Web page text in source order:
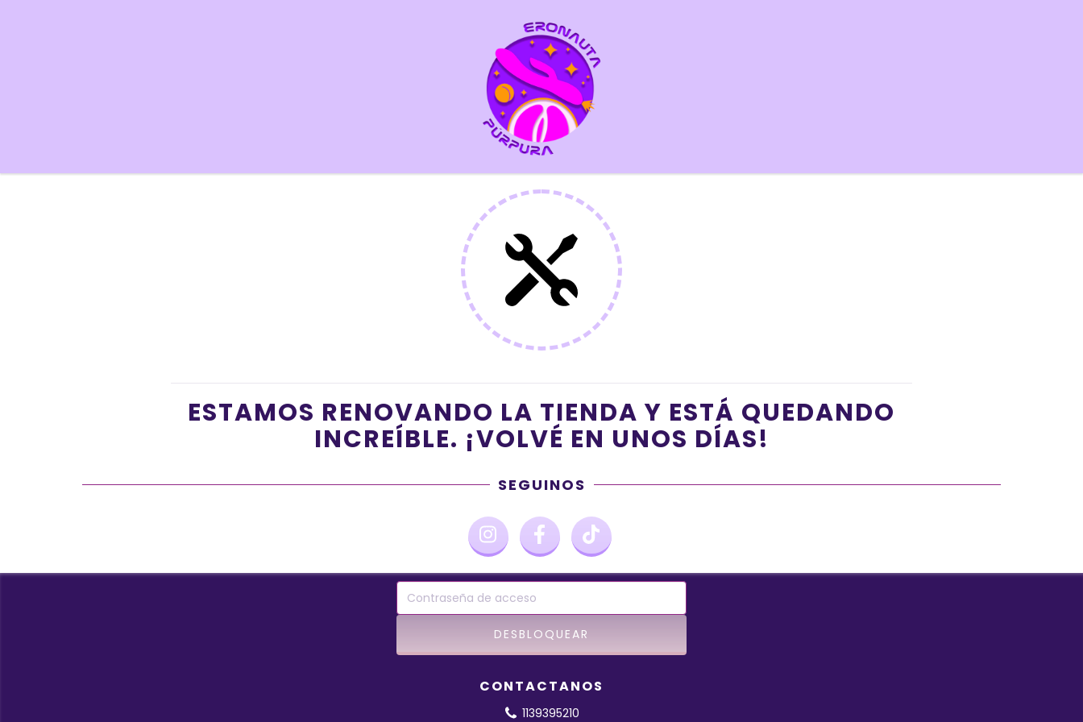
ESTAMOS RENOVANDO LA TIENDA Y ESTÁ QUEDANDO
INCREÍBLE. ¡VOLVÉ EN UNOS DÍAS!
SEGUINOS
CONTACTANOS
1139395210